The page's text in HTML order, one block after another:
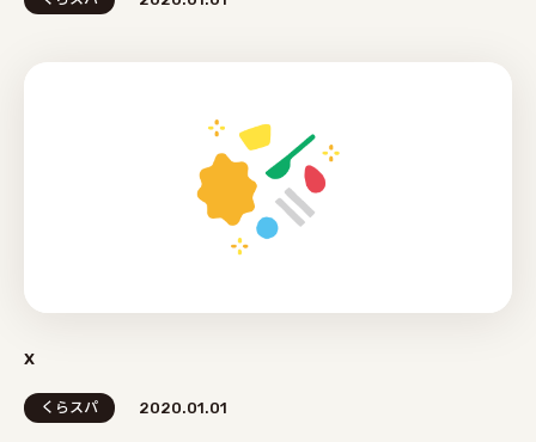
x
くらスパ 2020.01.01